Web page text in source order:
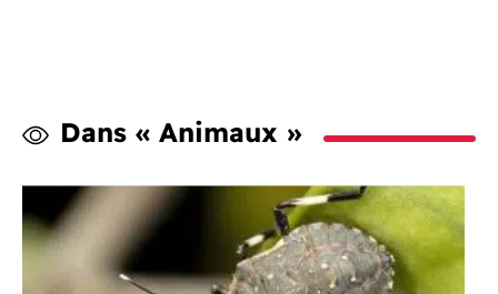
Dans « Animaux »